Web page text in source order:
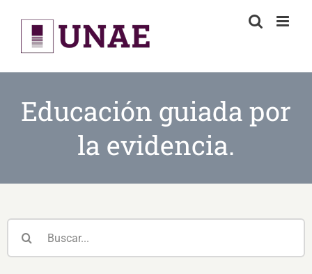
content
Educación guiada por
la evidencia.